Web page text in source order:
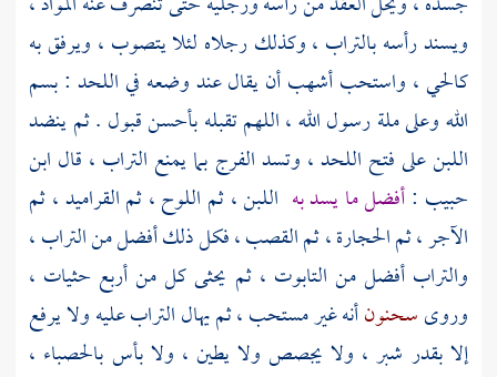
ويسند رأسه بالتراب ، وكذلك رجلاه لئلا يتصوب ، ويرفق به
كالحي ، واستحبأشهبأن يقال عند وضعه في اللحد : بسم
الله وعلى ملة رسول الله ، اللهم تقبله بأحسن قبول . ثم ينضد
اللبن على فتح اللحد ، وتسد الفرج بما يمنع التراب ، قال ابن
حبيب :أفضل ما يسد به اللبن ، ثم اللوح ، ثم القراميد ، ثم
الآجر ، ثم الحجارة ، ثم القصب ، فكل ذلك أفضل من التراب ،
والتراب أفضل من التابوت ، ثم يحثى كل من أربع حثيات ،
وروىسحنونأنه غير مستحب ، ثم يهال التراب عليه ولا يرفع
إلا بقدر شبر ، ولا يجصص ولا يطين ، ولا بأس بالحصباء ،